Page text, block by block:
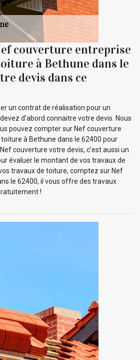
couverture entreprise
à Bethune dans le
devis dans ce
un contrat de réalisation pour un
d’abord connaitre votre devis. Nous
pouvez compter sur Nef couverture
à Bethune dans le 62400 pour
couverture votre devis, c’est aussi un
évaluer le montant de vos travaux de
travaux de toiture, comptez sur Nef
le 62400, il vous offre des travaux
!